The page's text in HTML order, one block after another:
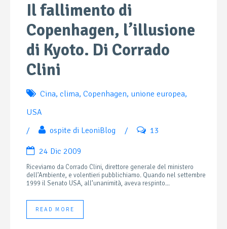
Il fallimento di
Copenhagen, l’illusione
di Kyoto. Di Corrado
Clini
Cina, clima, Copenhagen, unione europea,
USA
/
ospite di LeoniBlog / 13
24 Dic 2009
Riceviamo da Corrado Clini, direttore generale del ministero
dell’Ambiente, e volentieri pubblichiamo. Quando nel settembre
1999 il Senato USA, all’unanimità, aveva respinto...
READ MORE